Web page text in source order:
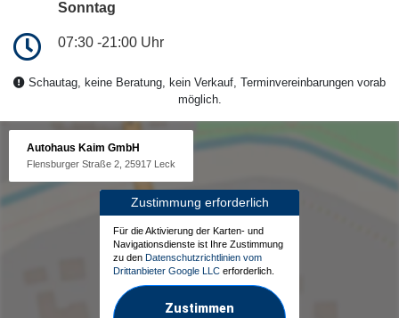
Sonntag
07:30 -21:00 Uhr
Schautag, keine Beratung, kein Verkauf, Terminvereinbarungen vorab
möglich.
Autohaus Kaim GmbH
Flensburger Straße 2, 25917 Leck
Zustimmung erforderlich
Für die Aktivierung der Karten- und
Navigationsdienste ist Ihre Zustimmung
zu den Datenschutzrichtlinien vom
Drittanbieter Google LLC erforderlich.
Zustimmen